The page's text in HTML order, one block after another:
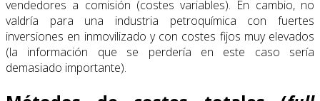
vendedores a comisión (costes variables). En cambio, no
valdría para una industria petroquímica con fuertes
inversiones en inmovilizado y con costes fijos muy elevados
(la información que se perdería en este caso sería
demasiado importante).